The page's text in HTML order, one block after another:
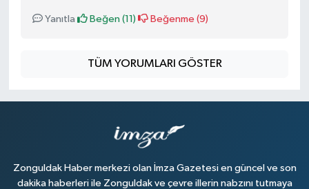
Yanıtla Beğen (11 ) Beğenme (9)
TÜM YORUMLARI GÖSTER
Zonguldak Haber merkezi olan İmza Gazetesi en güncel ve son
dakika haberleri ile Zonguldak ve çevre illerin nabzını tutmaya